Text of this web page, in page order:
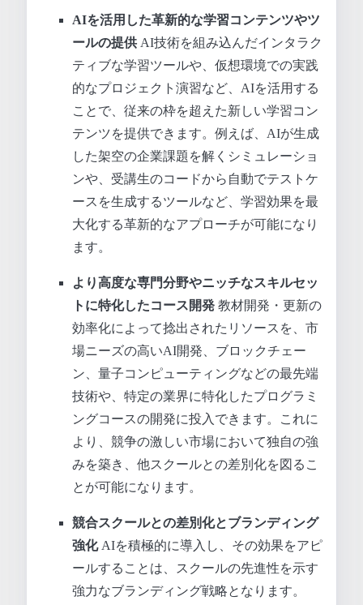
AIを活用した革新的な学習コンテンツやツ
ールの提供AI技術を組み込んだインタラク
ティブな学習ツールや、仮想環境での実践
的なプロジェクト演習など、AIを活用する
ことで、従来の枠を超えた新しい学習コン
テンツを提供できます。例えば、AIが生成
した架空の企業課題を解くシミュレーショ
ンや、受講生のコードから自動でテストケ
ースを生成するツールなど、学習効果を最
大化する革新的なアプローチが可能になり
ます。
より高度な専門分野やニッチなスキルセッ
トに特化したコース開発教材開発・更新の
効率化によって捻出されたリソースを、市
場ニーズの高いAI開発、ブロックチェー
ン、量子コンピューティングなどの最先端
技術や、特定の業界に特化したプログラミ
ングコースの開発に投入できます。これに
より、競争の激しい市場において独自の強
みを築き、他スクールとの差別化を図るこ
とが可能になります。
競合スクールとの差別化とブランディング
強化AIを積極的に導入し、その効果をアピ
ールすることは、スクールの先進性を示す
強力なブランディング戦略となります。